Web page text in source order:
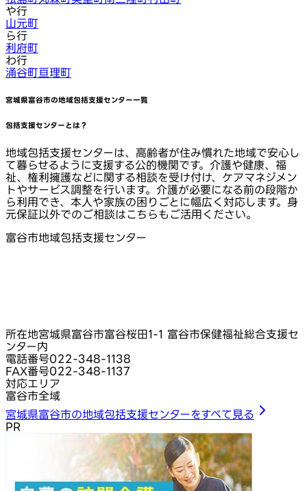
や行
山元町
ら行
利府町
わ行
涌谷町亘理町
宮城県富谷市の地域包括支援センター一覧
包括支援センターとは？
地域包括支援センターは、高齢者が住み慣れた地域で安心し
て暮らせるように支援する公的機関です。介護や健康、福
祉、権利擁護などに関する相談を受け付け、ケアマネジメン
トやサービス調整を行います。介護が必要になる前の段階か
ら利用でき、本人や家族の困りごとに幅広く対応します。身
元保証以外でのご相談はこちらもご活用ください。
富谷市地域包括支援センター
所在地宮城県富谷市富谷桜田1-1 富谷市保健福祉総合支援セ
ンター内
電話番号022-348-1138
FAX番号022-348-1137
対応エリア
富谷市全域
宮城県富谷市の地域包括支援センターをすべて見る
PR